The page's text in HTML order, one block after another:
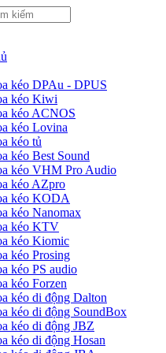
kéo DPAu - DPUS
kéo Kiwi
kéo ACNOS
kéo Lovina
kéo tủ
kéo Best Sound
kéo VHM Pro Audio
kéo AZpro
kéo KODA
kéo Nanomax
kéo KTV
kéo Kiomic
kéo Prosing
kéo PS audio
kéo Forzen
kéo di động Dalton
kéo di động SoundBox
kéo di động JBZ
kéo di động Hosan